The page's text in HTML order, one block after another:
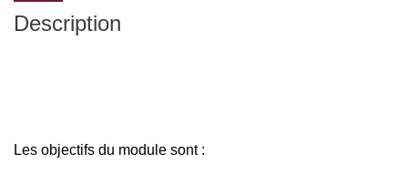
Description
Les objectifs du module sont :